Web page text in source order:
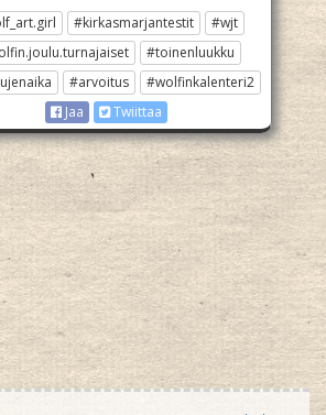
#kirkasmarjantestit
#wjt
#toinenluukku
#arvoitus
#wolfinkalenteri2
Jaa
Twiittaa